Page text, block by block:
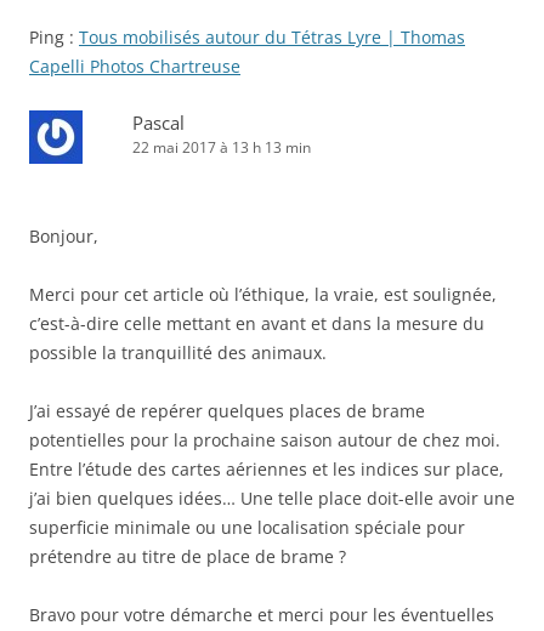
Ping : Tous mobilisés autour du Tétras Lyre | Thomas
Capelli Photos Chartreuse
Pascal
22 mai 2017 à 13 h 13 min
Bonjour,
Merci pour cet article où l’éthique, la vraie, est soulignée,
c’est-à-dire celle mettant en avant et dans la mesure du
possible la tranquillité des animaux.
J’ai essayé de repérer quelques places de brame
potentielles pour la prochaine saison autour de chez moi.
Entre l’étude des cartes aériennes et les indices sur place,
j’ai bien quelques idées… Une telle place doit-elle avoir une
superficie minimale ou une localisation spéciale pour
prétendre au titre de place de brame ?
Bravo pour votre démarche et merci pour les éventuelles